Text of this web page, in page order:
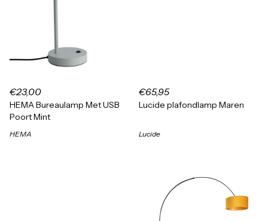
€23,00
HEMA Bureaulamp Met USB
Poort Mint
HEMA
€65,95
Lucide plafondlamp Maren
Lucide